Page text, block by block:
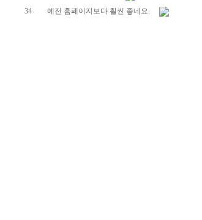
34
예전 홈페이지보다 훨씬 좋네요.